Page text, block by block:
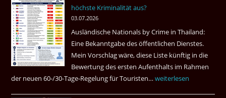
Gebiet
höchste Kriminalität aus?
03.07.2026
Ausländische Nationals by Crime in Thailand:
Eine Bekanntgabe des öffentlichen Dienstes.
Mein Vorschlag wäre, diese Liste künftig in die
Bewertung des ersten Aufenthalts im Rahmen
der neuen 60-/30-Tage-Regelung für Touristen…Tourismus:
weiterlesen